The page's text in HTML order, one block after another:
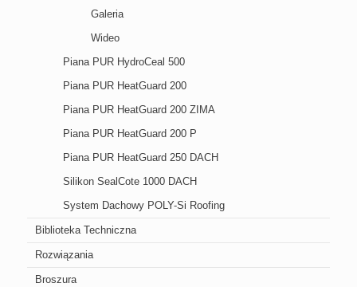
Galeria
Wideo
Piana PUR HydroCeal 500
Piana PUR HeatGuard 200
Piana PUR HeatGuard 200 ZIMA
Piana PUR HeatGuard 200 P
Piana PUR HeatGuard 250 DACH
Silikon SealCote 1000 DACH
System Dachowy POLY-Si Roofing
Biblioteka Techniczna
Rozwiązania
Broszura